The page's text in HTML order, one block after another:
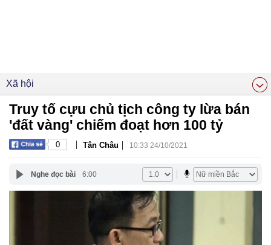
Xã hội
Truy tố cựu chủ tịch công ty lừa bán
'đất vàng' chiếm đoạt hơn 100 tỷ
0 | Tân Châu | 10:33 24/10/2021
Nghe đọc bài 6:00